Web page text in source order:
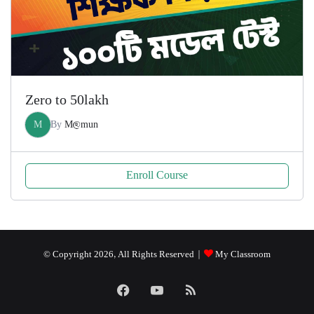
Zero to 50lakh
M By M@mun
Enroll Course
© Copyright 2026, All Rights Reserved | My Classroom
FacebookYouTubeRSS